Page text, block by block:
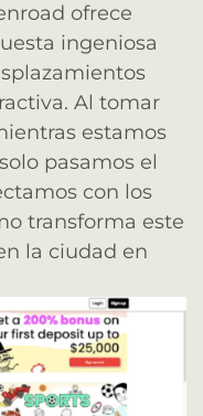
ofrece
ingeniosa
Al tomar
estamos
pasamos el
con los
transforma este
la ciudad en